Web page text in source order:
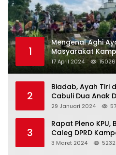
1
Mengenal Aghi
Masyarakat
Idul Fitri
17 April 2024 15026
2
Biadab, Ayah Tiri
Cabuli Dua Anak
29 Januari 2024
3
Rapat Pleno
3 Maret 2024 5232